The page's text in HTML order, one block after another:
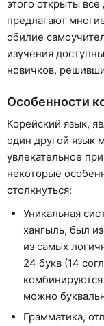
этого открыты все
предлагают
обилие
изучения
новичков,
Особенности
Корейский язык,
один другой язык
увлекательное
некоторые
столкнуться:
Уникальная
хангыль, был
из самых
24 букв (14
можно
Грамматика,